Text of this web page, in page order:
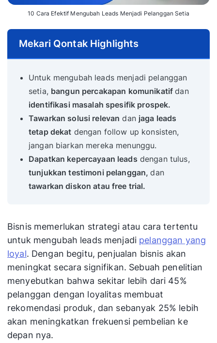
10 Cara Efektif Mengubah Leads Menjadi Pelanggan Setia
Mekari Qontak Highlights
Untuk mengubah leads menjadi pelanggan
setia, bangun percakapan komunikatifdan
identifikasi masalah spesifik prospek.
Tawarkan solusi relevan dan jaga leads
tetap dekat dengan follow up konsisten,
jangan biarkan mereka menunggu.
Dapatkan kepercayaan leads dengan tulus,
tunjukkan testimoni pelanggan,dan
tawarkan diskon atau free trial.
Bisnis memerlukan strategi atau cara tertentu
untuk mengubah leads menjadi pelanggan yang
loyal. Dengan begitu, penjualan bisnis akan
meningkat secara signifikan. Sebuah penelitian
menyebutkan bahwa sekitar lebih dari 45%
pelanggan dengan loyalitas membuat
rekomendasi produk, dan sebanyak 25% lebih
akan meningkatkan frekuensi pembelian ke
depan nya.